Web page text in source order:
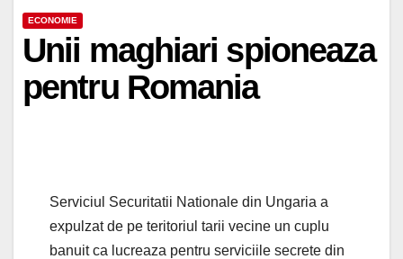
ECONOMIE
Unii maghiari spioneaza
pentru Romania
Serviciul Securitatii Nationale din Ungaria a
expulzat de pe teritoriul tarii vecine un cuplu
banuit ca lucreaza pentru serviciile secrete din